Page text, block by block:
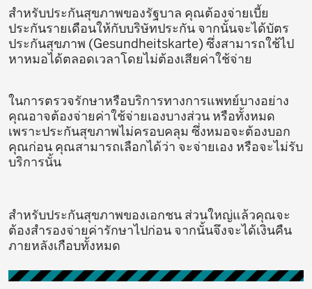
สำหรับประกันสุขภาพของรัฐบาล คุณต้องจ่ายเบี้ย
ประกันรายเดือนให้กับบริษัทประกัน จากนั้นจะได้บัตร
ประกันสุขภาพ (Gesundheitskarte) ซึ่งสามารถใช้ไป
หาหมอได้ตลอดเวลาโดยไม่ต้องเสียค่าใช้จ่าย
ในการตรวจรักษาหรือบริการทางการแพทย์บางอย่าง
คุณอาจต้องจ่ายค่าใช้จ่ายเองบางส่วน หรือทั้งหมด
เพราะประกันสุขภาพไม่ครอบคลุม ซึ่งหมอจะต้องบอก
คุณก่อน คุณสามารถเลือกได้ว่า จะจ่ายเอง หรือจะไม่รับ
บริการนั้น
สำหรับประกันสุขภาพของเอกชน ส่วนใหญ่แล้วคุณจะ
ต้องสำรองจ่ายค่ารักษาไปก่อน จากนั้นจึงจะได้เงินคืน
ภายหลังเกือบทั้งหมด